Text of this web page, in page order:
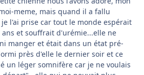
meme, mais quand il a fallu
l'ai prise car tout le monde espérait
ans et souffrait d'urémie...elle ne
manger et était dans un état pré-
près d'elle le dernier soir et ce
un léger somnifère car je ne voulais